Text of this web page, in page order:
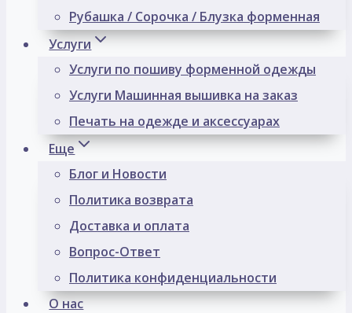
Рубашка / Сорочка / Блузка форменная
Услуги
Услуги по пошиву форменной одежды
Услуги Машинная вышивка на заказ
Печать на одежде и аксессуарах
Еще
Блог и Новости
Политика возврата
Доставка и оплата
Вопрос-Ответ
Политика конфиденциальности
О нас